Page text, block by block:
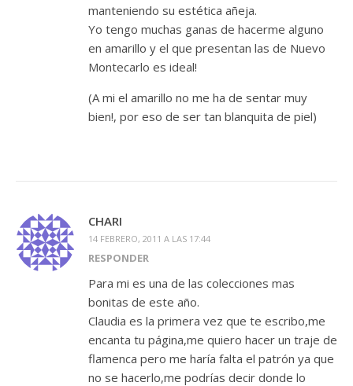
manteniendo su estética añeja.
Yo tengo muchas ganas de hacerme alguno
en amarillo y el que presentan las de Nuevo
Montecarlo es ideal!
(A mi el amarillo no me ha de sentar muy
bien!, por eso de ser tan blanquita de piel)
CHARI
14 FEBRERO, 2011 A LAS 17:44
RESPONDER
Para mi es una de las colecciones mas
bonitas de este año.
Claudia es la primera vez que te escribo,me
encanta tu página,me quiero hacer un traje de
flamenca pero me haría falta el patrón ya que
no se hacerlo,me podrías decir donde lo